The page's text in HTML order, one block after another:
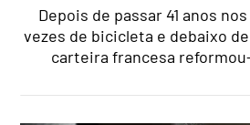
Depois de passar 41 anos
vezes de bicicleta e debaixo
carteira francesa